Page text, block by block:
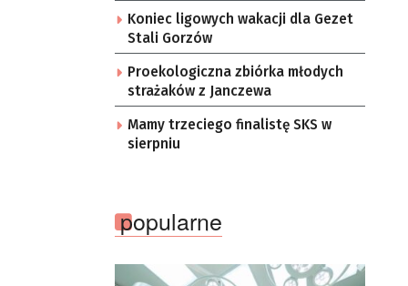
Koniec ligowych wakacji dla Gezet
Stali Gorzów
Proekologiczna zbiórka młodych
strażaków z Janczewa
Mamy trzeciego finalistę SKS w
sierpniu
popularne